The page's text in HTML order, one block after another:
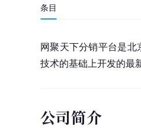
条目
网聚天下分销平台是
技术的基础上开发的最
公司简介